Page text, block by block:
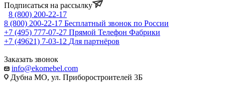
Подписаться на рассылку
8 (800) 200-22-17
8 (800) 200-22-17 Бесплатный звонок по России
+7 (495) 777-07-27 Прямой Телефон Фабрики
+7 (49621) 7-03-12 Для партнёров
Заказать звонок
info@ekomebel.com
Дубна МО, ул. Приборостроителей 3Б